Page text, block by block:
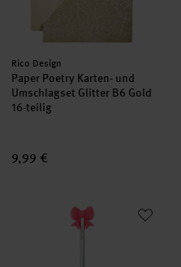
Hersteller:
Rico Design
Paper Poetry Karten- und
Umschlagset Glitter B6 Gold
16-teilig
9,99 €
Paper Poetry Bleistift mit